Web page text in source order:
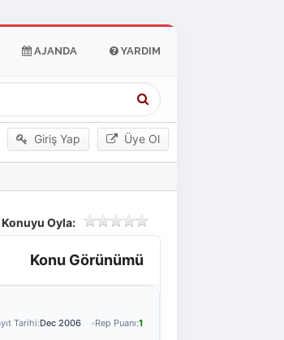
AJANDA YARDIM
Giriş Yap Üye Ol
Konuyu Oyla:
Konu Görünümü
Tarihi:Dec 2006 Rep Puanı:1